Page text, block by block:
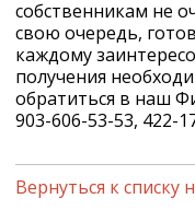
собственникам не
свою очередь,
каждому
получения
обратиться в наш
903-606-53-53, 422-
Вернуться к списку